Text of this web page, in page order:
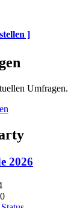
]
Umfragen.
2026